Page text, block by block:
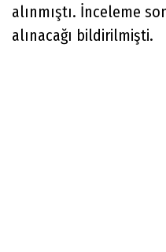
alınmıştı. İnceleme
alınacağı bildirilmişti.